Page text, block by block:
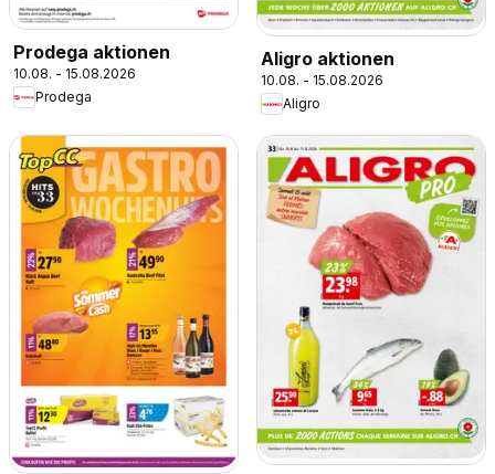
Prodega aktionen
10.08. - 15.08.2026
Prodega
Aligro aktionen
10.08. - 15.08.2026
Aligro